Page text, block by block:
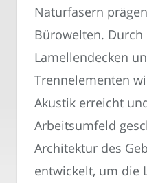
Naturfasern
Bürowelten. Durch
Lamellendecken
Trennelementen
Akustik erreicht
Arbeitsumfeld
Architektur des
entwickelt, um die